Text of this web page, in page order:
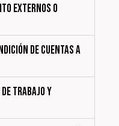
EXTERNOS O
DE CUENTAS A
TRABAJO Y